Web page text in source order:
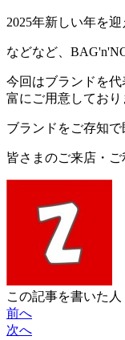
2025年新しい年を
などなど、
今回はブランドを
富にご用意しており
ブランドをご存知
皆さまのご来店・ご
この記事を書いた人
前へ
次へ